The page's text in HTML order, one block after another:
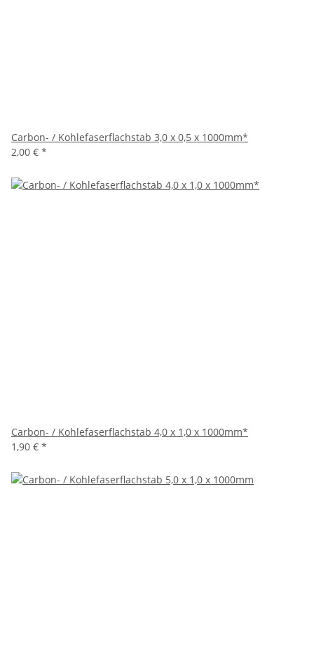
Carbon- / Kohlefaserflachstab 3,0 x 0,5 x 1000mm*
2,00 € *
Carbon- / Kohlefaserflachstab 4,0 x 1,0 x 1000mm*
1,90 € *